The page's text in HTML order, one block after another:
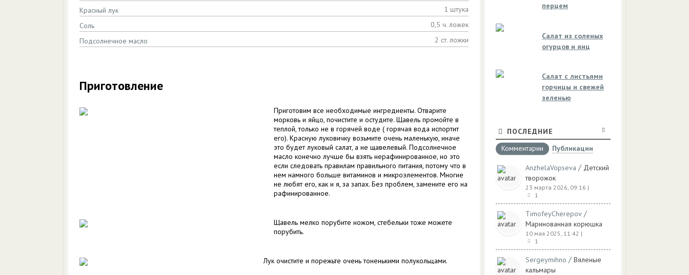
Красный лук
1 штука
Соль
0,5 ч. ложек
Подсолнечное масло
2 ст. ложки
Приготовление
Приготовим все необходимые ингредиенты. Отварите
морковь и яйцо, почистите и остудите. Щавель промойте в
теплой, только не в горячей воде ( горячая вода испортит
его). Красную луковичку возьмите очень маленькую, иначе
это будет луковый салат, а не щавелевый. Подсолнечное
масло конечно лучше бы взять нерафинированное, но это
если следовать правилам правильного питания, потому что в
нем намного больше витаминов и микроэлементов. Многие
не любят его, как и я, за запах. Без проблем, замените его на
рафинированное.
Щавель мелко порубите ножом, стебельки тоже можете
порубить.
Лук очистите и порежьте очень тоненькими полукольцами.
перцем
Салат из соленых
огурцов и яиц
Салат с листьями
горчицы и свежей
зеленью
ПОСЛЕДНИЕ
Комментарии
Публикации
AnzhelaVopseva / Детский
творожок
23 марта 2026, 09:16 |
1
TimofeyCherepov /
Маринованная корюшка
10 мая 2025, 11:42 |
1
Sergeymihno / Вяленые
кальмары